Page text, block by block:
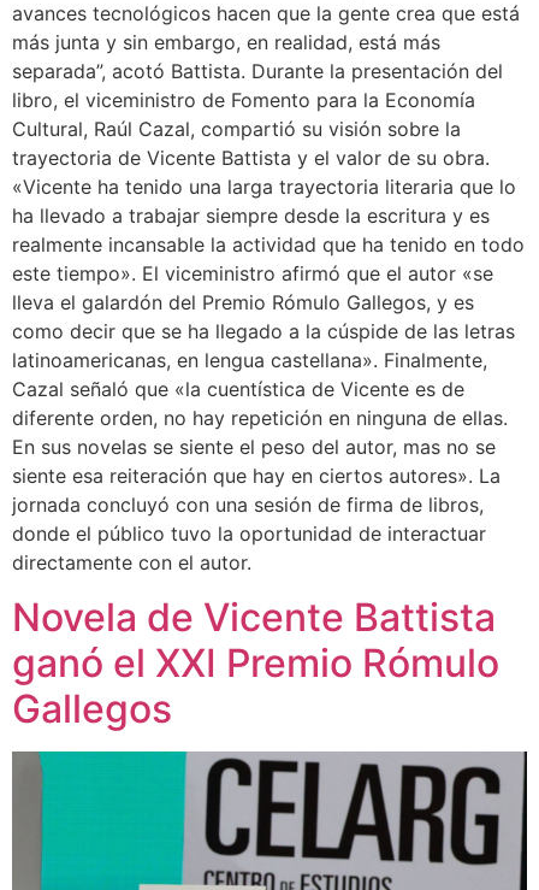
avances tecnológicos hacen que la gente crea que está
más junta y sin embargo, en realidad, está más
separada”, acotó Battista. Durante la presentación del
libro, el viceministro de Fomento para la Economía
Cultural, Raúl Cazal, compartió su visión sobre la
trayectoria de Vicente Battista y el valor de su obra.
«Vicente ha tenido una larga trayectoria literaria que lo
ha llevado a trabajar siempre desde la escritura y es
realmente incansable la actividad que ha tenido en todo
este tiempo». El viceministro afirmó que el autor «se
lleva el galardón del Premio Rómulo Gallegos, y es
como decir que se ha llegado a la cúspide de las letras
latinoamericanas, en lengua castellana». Finalmente,
Cazal señaló que «la cuentística de Vicente es de
diferente orden, no hay repetición en ninguna de ellas.
En sus novelas se siente el peso del autor, mas no se
siente esa reiteración que hay en ciertos autores». La
jornada concluyó con una sesión de firma de libros,
donde el público tuvo la oportunidad de interactuar
directamente con el autor.
Novela de Vicente Battista
ganó el XXI Premio Rómulo
Gallegos